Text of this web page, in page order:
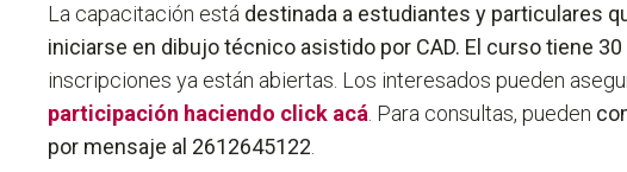
La capacitación está destinada a estudiantes y particulares
iniciarse en dibujo técnico asistido por CAD. El curso tiene
inscripciones ya están abiertas. Los interesados pueden
participación haciendo click acá . Para consultas, pueden
por mensaje al 2612645122